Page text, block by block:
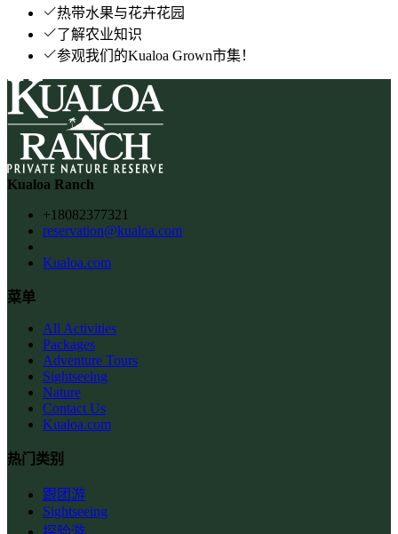
热带水果与花卉花园
了解农业知识
参观我们的Kualoa Grown市集！
Kualoa Ranch
+18082377321
reservation@kualoa.com
Kualoa.com
菜单
All Activities
Packages
Adventure Tours
Sightseeing
Nature
Contact Us
Kualoa.com
热门类别
跟团游
Sightseeing